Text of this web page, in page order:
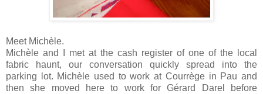
Meet Michèle.
Michèle and I met at the cash register of one of the local
fabric haunt, our conversation quickly spread into the
parking lot. Michèle used to work at Courrège in Pau and
then she moved here to work for Gérard Darel before